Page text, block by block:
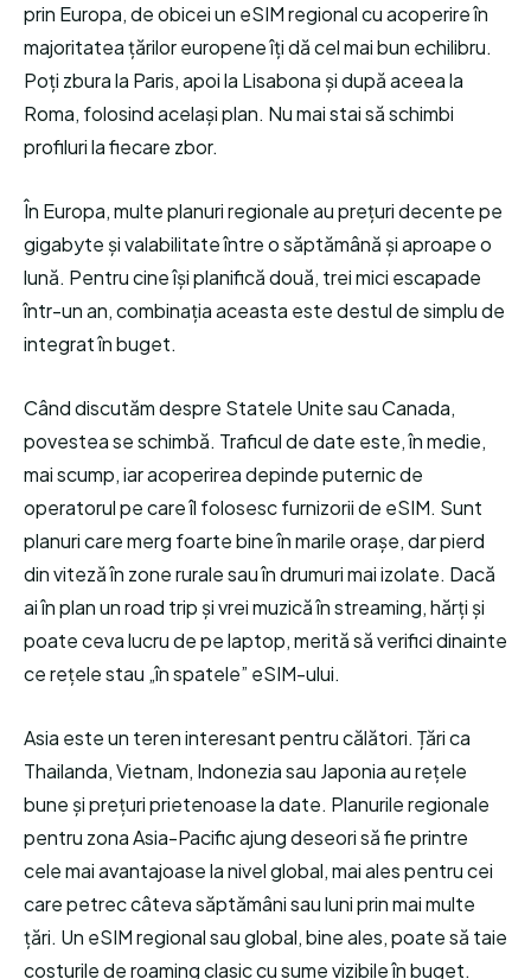
prin Europa, de obicei un eSIM regional cu acoperire în
majoritatea țărilor europene îți dă cel mai bun echilibru.
Poți zbura la Paris, apoi la Lisabona și după aceea la
Roma, folosind același plan. Nu mai stai să schimbi
profiluri la fiecare zbor.
În Europa, multe planuri regionale au prețuri decente pe
gigabyte și valabilitate între o săptămână și aproape o
lună. Pentru cine își planifică două, trei mici escapade
într-un an, combinația aceasta este destul de simplu de
integrat în buget.
Când discutăm despre Statele Unite sau Canada,
povestea se schimbă. Traficul de date este, în medie,
mai scump, iar acoperirea depinde puternic de
operatorul pe care îl folosesc furnizorii de eSIM. Sunt
planuri care merg foarte bine în marile orașe, dar pierd
din viteză în zone rurale sau în drumuri mai izolate. Dacă
ai în plan un road trip și vrei muzică în streaming, hărți și
poate ceva lucru de pe laptop, merită să verifici dinainte
ce rețele stau „în spatele” eSIM-ului.
Asia este un teren interesant pentru călători. Țări ca
Thailanda, Vietnam, Indonezia sau Japonia au rețele
bune și prețuri prietenoase la date. Planurile regionale
pentru zona Asia-Pacific ajung deseori să fie printre
cele mai avantajoase la nivel global, mai ales pentru cei
care petrec câteva săptămâni sau luni prin mai multe
țări. Un eSIM regional sau global, bine ales, poate să taie
costurile de roaming clasic cu sume vizibile în buget.